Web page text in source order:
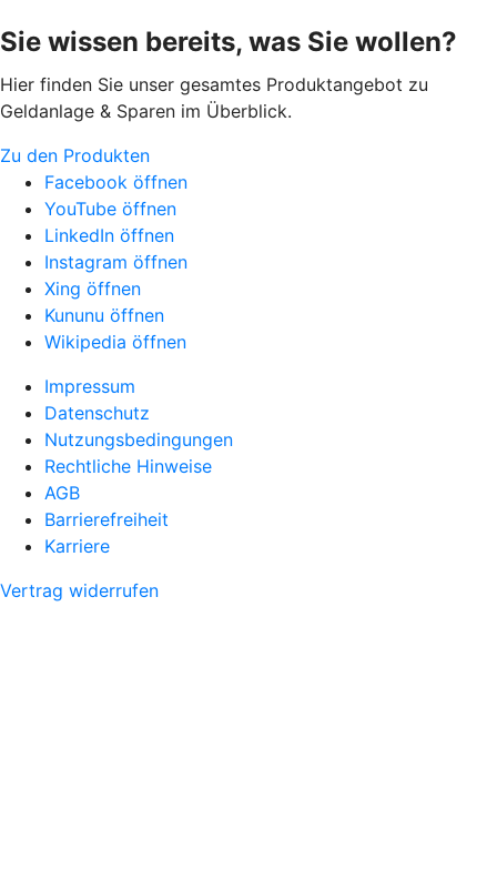
Sie wissen bereits, was Sie wollen?
Hier finden Sie unser gesamtes Produktangebot zu
Geldanlage & Sparen im Überblick.
Zu den Produkten
Facebook öffnen
YouTube öffnen
LinkedIn öffnen
Instagram öffnen
Xing öffnen
Kununu öffnen
Wikipedia öffnen
Impressum
Datenschutz
Nutzungsbedingungen
Rechtliche Hinweise
AGB
Barrierefreiheit
Karriere
Vertrag widerrufen